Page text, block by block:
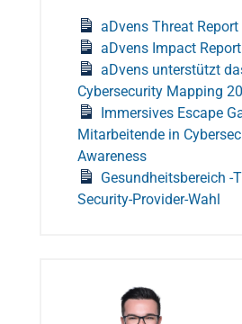
aDvens Threat
aDvens Impact
aDvens unterstützt
Cybersecurity Mapping
Immersives Escape
Mitarbeitende in
Awareness
Gesundheitsbereich -
Security-Provider-Wahl